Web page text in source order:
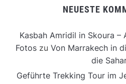
NEUESTE
Kasbah Amridil in Skoura –
Fotoszu Von Marrakech in
die
Geführte Trekking Tour im